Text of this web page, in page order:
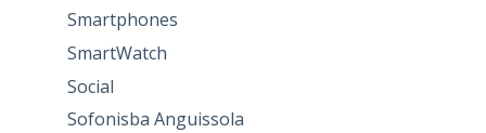
Smartphones
SmartWatch
Social
Sofonisba Anguissola